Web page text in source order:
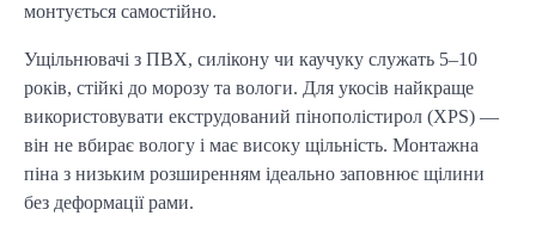
монтується самостійно.
Ущільнювачі з ПВХ, силікону чи каучуку служать 5–10
років, стійкі до морозу та вологи. Для укосів найкраще
використовувати екструдований пінополістирол (XPS) —
він не вбирає вологу і має високу щільність. Монтажна
піна з низьким розширенням ідеально заповнює щілини
без деформації рами.